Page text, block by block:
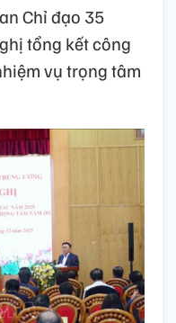
Chỉ đạo 35
tổng kết công
vụ trọng tâm